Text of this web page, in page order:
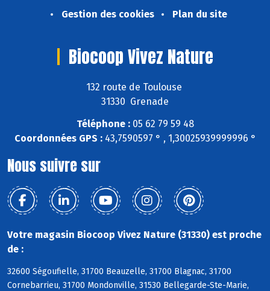
Gestion des cookies
Plan du site
Biocoop Vivez Nature
132 route de Toulouse
31330 Grenade
Téléphone :05 62 79 59 48
Coordonnées GPS :43,7590597 ° , 1,30025939999996 °
Nous suivre sur
Votre magasin Biocoop Vivez Nature (31330) est proche
de :
32600 Ségoufielle, 31700 Beauzelle, 31700 Blagnac, 31700
Cornebarrieu, 31700 Mondonville, 31530 Bellegarde-Ste-Marie,